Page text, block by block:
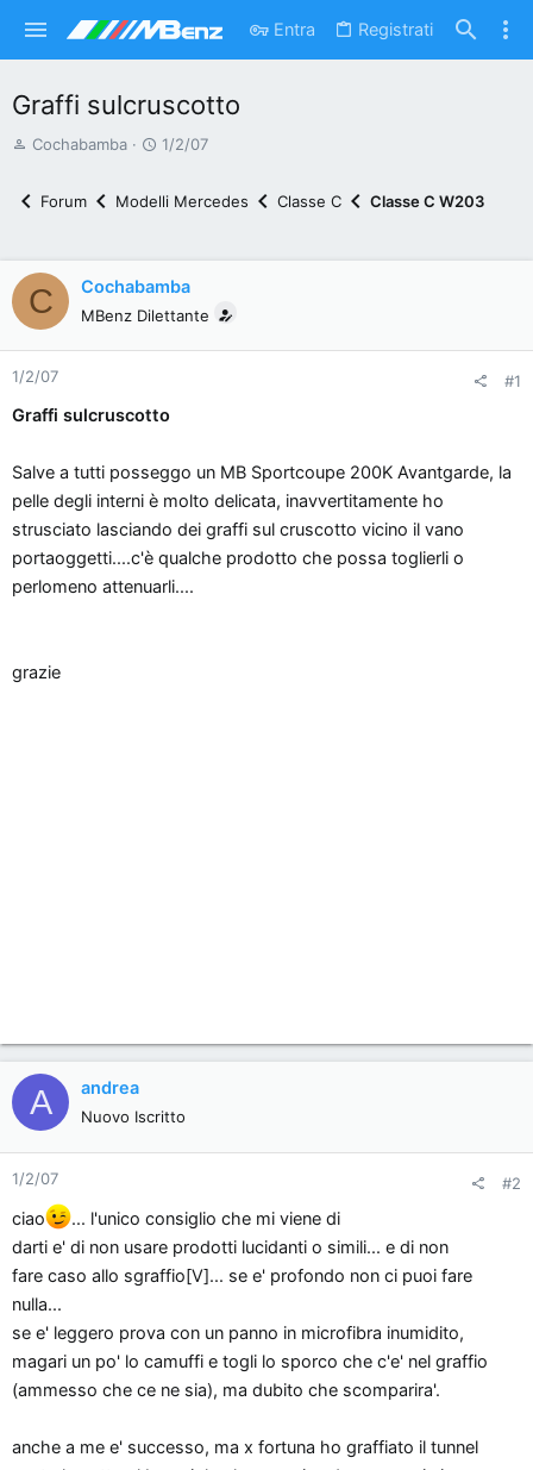
Entra Registrati
Graffi sulcruscotto
A
e
d
i
s
c
i
o
n
e
Cochabamba
D
t
n
i
1/2/07
Forum Modelli Mercedes Classe C Classe C W203
C Cochabamba
MBenz Dilettante
1/2/07 #1
Graffi sulcruscotto
Salve a tutti posseggo un MB Sportcoupe 200K Avantgarde, la
pelle degli interni è molto delicata, inavvertitamente ho
strusciato lasciando dei graffi sul cruscotto vicino il vano
portaoggetti....c'è qualche prodotto che possa toglierli o
perlomeno attenuarli....
grazie
A andrea
Nuovo Iscritto
1/2/07 #2
ciao
... l'unico consiglio che mi viene di
darti e' di non usare prodotti lucidanti o simili... e di non
fare caso allo sgraffio[V]... se e' profondo non ci puoi fare
nulla...
se e' leggero prova con un panno in microfibra inumidito,
magari un po' lo camuffi e togli lo sporco che c'e' nel graffio
(ammesso che ce ne sia), ma dubito che scomparira'.
anche a me e' successo, ma x fortuna ho graffiato il tunnel